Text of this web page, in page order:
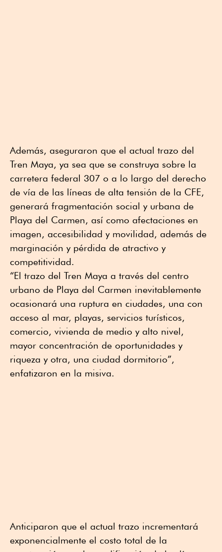
Además, aseguraron que el actual trazo del
Tren Maya, ya sea que se construya sobre la
carretera federal 307 o a lo largo del derecho
de vía de las líneas de alta tensión de la CFE,
generará fragmentación social y urbana de
Playa del Carmen, así como afectaciones en
imagen, accesibilidad y movilidad, además de
marginación y pérdida de atractivo y
competitividad.
“El trazo del Tren Maya a través del centro
urbano de Playa del Carmen inevitablemente
ocasionará una ruptura en ciudades, una con
acceso al mar, playas, servicios turísticos,
comercio, vivienda de medio y alto nivel,
mayor concentración de oportunidades y
riqueza y otra, una ciudad dormitorio”,
enfatizaron en la misiva.
Anticiparon que el actual trazo incrementará
exponencialmente el costo total de la